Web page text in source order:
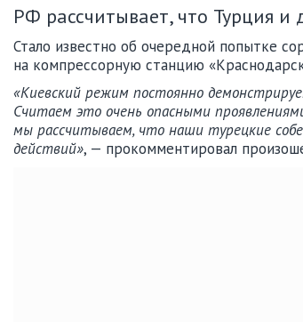
РФ рассчитывает, что Турция и
Стало известно об очередной попытке
на компрессорную станцию
«Киевский режим постоянно
Считаем это очень опасными
мы рассчитываем, что наши турецкие
действий», — прокомментировал